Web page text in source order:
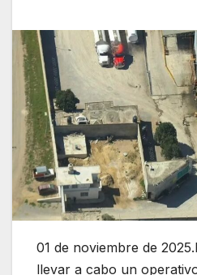
01 de noviembre de
llevar a cabo un